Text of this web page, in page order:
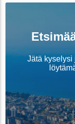
Jätä kyselysi